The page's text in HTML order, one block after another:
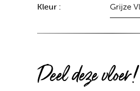
Kleur : Grijze
Deel deze vloer!